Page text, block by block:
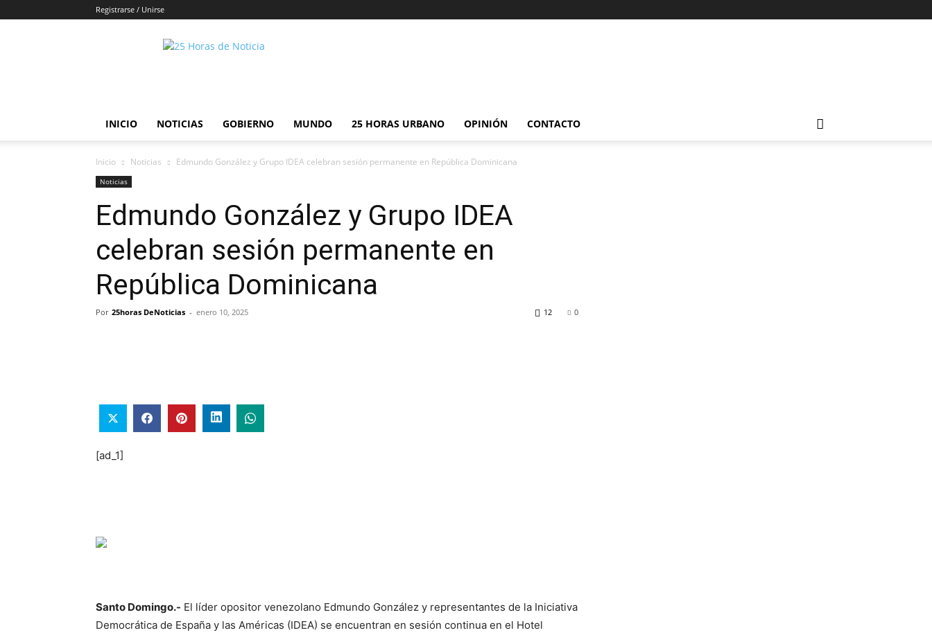
Registrarse / Unirse
25horasdenoticias
INICIO NOTICIAS GOBIERNO MUNDO 25 HORAS URBANO OPINIÓN CONTACTO
Inicio Noticias Edmundo González y Grupo IDEA celebran sesión permanente en República Dominicana
Noticias
Edmundo González y Grupo IDEA
celebran sesión permanente en
República Dominicana
Por 25horas DeNoticias - enero 10, 2025 0
12
[ad_1]
Santo Domingo.- El líder opositor venezolano Edmundo González y representantes de la Iniciativa
Democrática de España y las Américas (IDEA) se encuentran en sesión continua en el Hotel